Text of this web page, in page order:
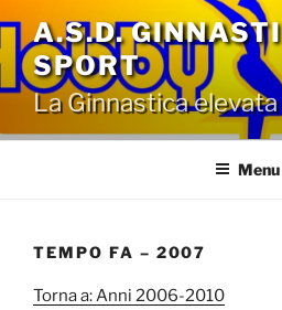
contenuto
A.S.D.
SPORT
La Ginnastica
Menu
TEMPO FA – 2007
Torna a: Anni 2006-2010